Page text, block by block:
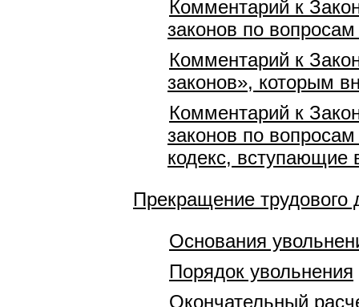
Комментарий к
законов по
Комментарий к
законов», которым
Комментарий к
законов по
кодекс, вступающие
Прекращение трудового
Основания
Порядок увольнения
Окончательный